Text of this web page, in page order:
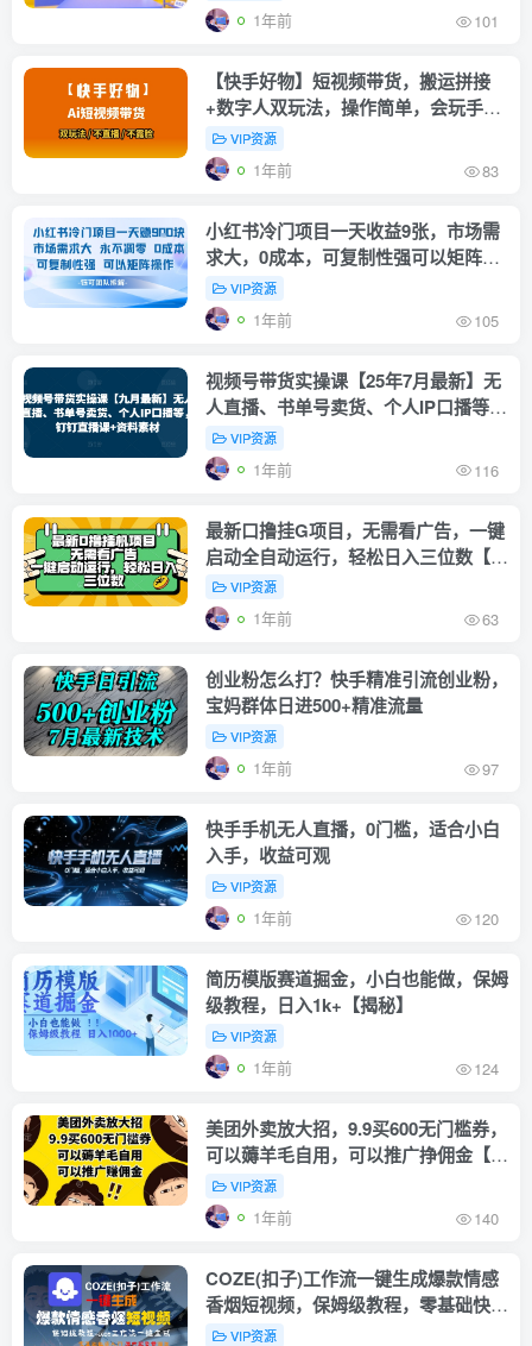
1年前 101
【快手好物】短视频带货，搬运拼接
+数字人双玩法，操作简单，会玩手机
就行VIP资源
1年前 83
小红书冷门项目一天收益9张，市场需
求大，0成本，可复制性强可以矩阵操
作 VIP资源
1年前 105
视频号带货实操课【25年7月最新】无
人直播、书单号卖货、个人IP口播等，
钉钉直播课+资料素材
VIP资源
1年前 116
最新口撸挂G项目，无需看广告，一键
启动全自动运行，轻松日入三位数【揭
秘】VIP资源
1年前 63
创业粉怎么打？快手精准引流创业粉，
宝妈群体日进500+精准流量
VIP资源
1年前 97
快手手机无人直播，0门槛，适合小白
入手，收益可观
VIP资源
1年前 120
简历模版赛道掘金，小白也能做，保姆
级教程，日入1k+【揭秘】
VIP资源
1年前 124
美团外卖放大招，9.9买600无门槛券，
可以薅羊毛自用，可以推广挣佣金【揭
秘】VIP资源
1年前 140
COZE(扣子)工作流一键生成爆款情感
香烟短视频，保姆级教程，零基础快速
入门VIP资源